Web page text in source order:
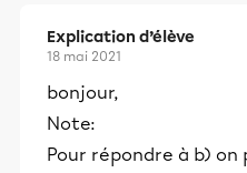
Explication d’élève
18 mai 2021
bonjour,
Note:
Pour répondre à b) on